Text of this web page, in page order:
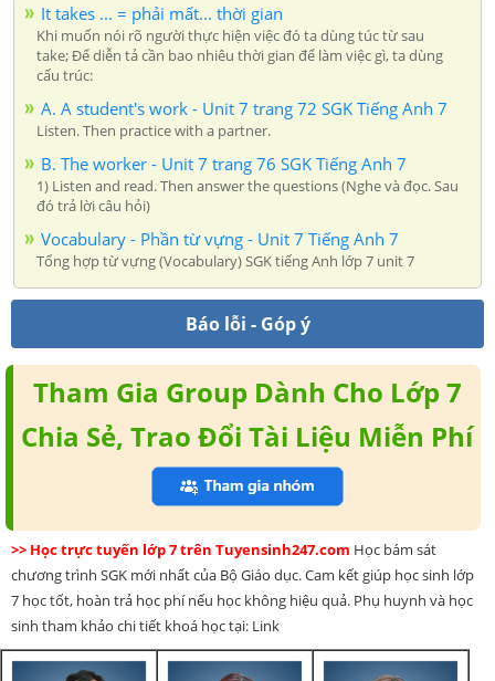
It takes ... = phải mất... thời gian
Khi muốn nói rõ người thực hiện việc đó ta dùng túc từ sau
take; Để diễn tả cần bao nhiêu thời gian để làm việc gì, ta dùng
cấu trúc:
A. A student's work - Unit 7 trang 72 SGK Tiếng Anh 7
Listen. Then practice with a partner.
B. The worker - Unit 7 trang 76 SGK Tiếng Anh 7
1) Listen and read. Then answer the questions (Nghe và đọc. Sau
đó trả lời câu hỏi)
Vocabulary - Phần từ vựng - Unit 7 Tiếng Anh 7
Tổng hợp từ vựng (Vocabulary) SGK tiếng Anh lớp 7 unit 7
Báo lỗi - Góp ý
Tham Gia Group Dành Cho Lớp 7
Chia Sẻ, Trao Đổi Tài Liệu Miễn Phí
>> Học trực tuyến lớp 7 trên Tuyensinh247.com Học bám sát
chương trình SGK mới nhất của Bộ Giáo dục. Cam kết giúp học sinh lớp
7 học tốt, hoàn trả học phí nếu học không hiệu quả. Phụ huynh và học
sinh tham khảo chi tiết khoá học tại: Link